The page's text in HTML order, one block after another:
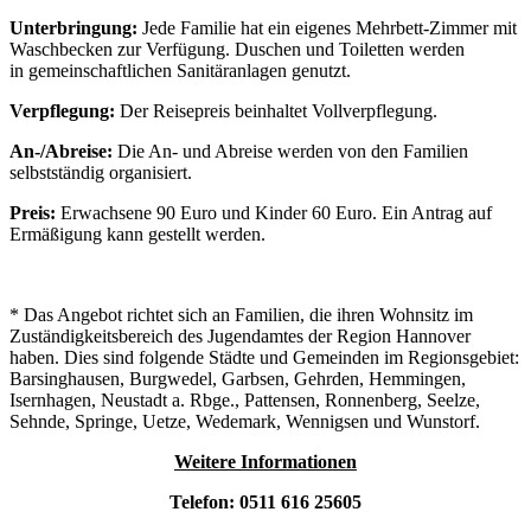
Unterbringung: Jede Familie hat ein eigenes Mehrbett-Zimmer mit
Waschbecken zur Verfügung. Duschen und Toiletten werden
in gemeinschaftlichen Sanitäranlagen genutzt.
Verpflegung: Der Reisepreis beinhaltet Vollverpflegung.
An-/Abreise: Die An- und Abreise werden von den Familien
selbstständig organisiert.
Preis: Erwachsene 90 Euro und Kinder 60 Euro. Ein Antrag auf
Ermäßigung kann gestellt werden.
* Das Angebot richtet sich an Familien, die ihren Wohnsitz im
Zuständigkeitsbereich des Jugendamtes der Region Hannover
haben. Dies sind folgende Städte und Gemeinden im Regionsgebiet:
Barsinghausen, Burgwedel, Garbsen, Gehrden, Hemmingen,
Isernhagen, Neustadt a. Rbge., Pattensen, Ronnenberg, Seelze,
Sehnde, Springe, Uetze, Wedemark, Wennigsen und Wunstorf.
Weitere Informationen
Telefon: 0511 616 25605